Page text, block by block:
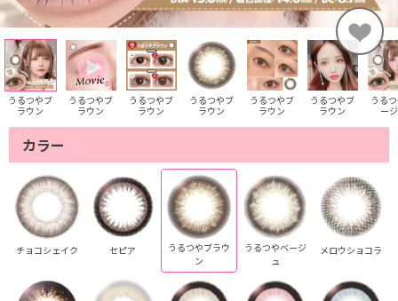
うるつやブ
ラウン
うるつやブ
ラウン
うるつやブ
ラウン
うるつやブ
ラウン
うるつやブ
ラウン
うるつやブ
ラウン
うる
ー
カラー
チョコシェイク セピア
うるつやブラウ
ン
うるつやベージ
ュ
メロウショコラ